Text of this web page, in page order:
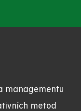
managementu
metod